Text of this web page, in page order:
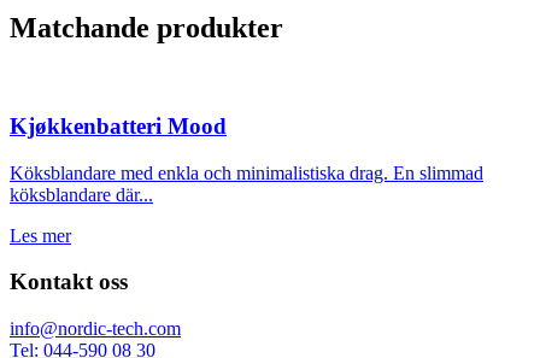
Matchande produkter
Kjøkkenbatteri Mood
Köksblandare med enkla och minimalistiska drag. En slimmad
köksblandare där...
Les mer
Kontakt oss
info@nordic-tech.com
Tel: 044-590 08 30